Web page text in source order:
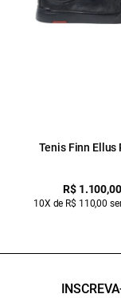
Tenis Finn Ellus
R$ 1.100,00
10X de R$ 110,00